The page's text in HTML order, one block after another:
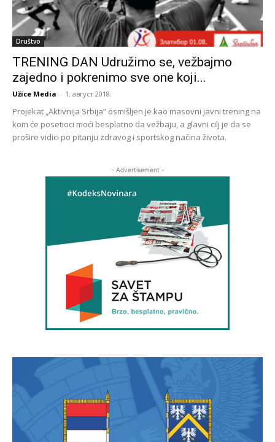
Društvo
TRENING DAN Udružimo se, vežbajmo
zajedno i pokrenimo sve one koji...
Užice Media - 1. август 2018.
Projekat „Aktivnija Srbija“ osmišljen je kao masovni javni trening na
kom će posetioci moći besplatno da vežbaju, a glavni cilj je da se
prošire vidici po pitanju zdravog i sportskog načina života.
- Advertisement -